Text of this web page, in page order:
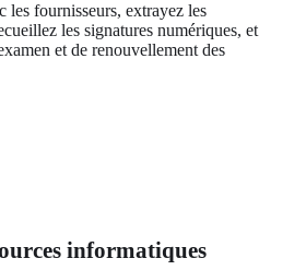
les fournisseurs, extrayez les
les signatures numériques, et
et de renouvellement des
informatiques